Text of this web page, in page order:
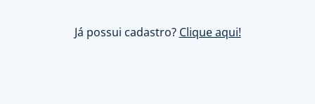
Já possui cadastro? Clique aqui!